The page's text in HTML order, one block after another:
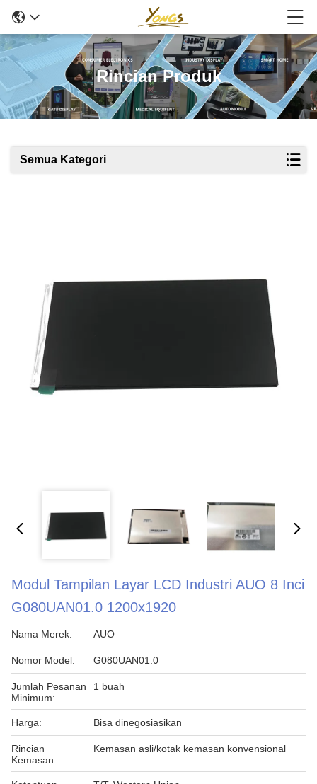
Rincian Produk
Semua Kategori
Modul Tampilan Layar LCD Industri AUO 8 Inci
G080UAN01.0 1200x1920
Nama Merek: AUO
Nomor Model: G080UAN01.0
Jumlah Pesanan
Minimum:
1 buah
Harga: Bisa dinegosiasikan
Rincian
Kemasan:
Kemasan asli/kotak kemasan konvensional